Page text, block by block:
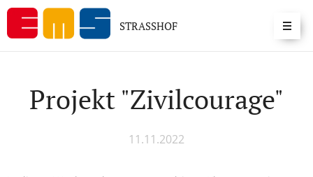
STRASSHOF
Projekt "Zivilcourage"
11.11.2022